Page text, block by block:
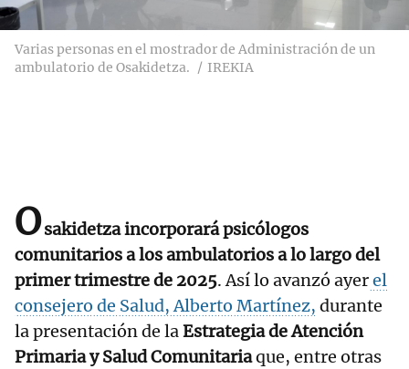
Varias personas en el mostrador de Administración de un
ambulatorio de Osakidetza.
IREKIA
Osakidetza incorporará psicólogos
comunitarios a los ambulatorios a lo largo del
primer trimestre de 2025. Así lo avanzó ayerel
consejero de Salud, Alberto Martínez, durante
la presentación de laEstrategia de Atención
Primaria y Salud Comunitariaque, entre otras